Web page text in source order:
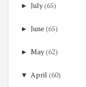
► July(65)
► June (65)
► May(62)
▼ April (60)